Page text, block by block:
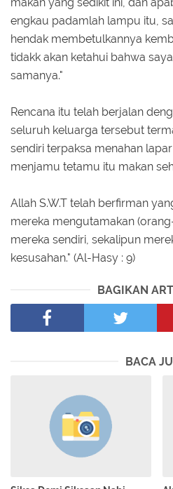
engkau padamlah lampu itu,
hendak membetulkannya
tidakk akan ketahui bahwa
samanya."
Rencana itu telah berjalan
seluruh keluarga tersebut
sendiri terpaksa menahan
menjamu tetamu itu makan
Allah S.W.T telah berfirman
mereka mengutamakan
mereka sendiri, sekalipun
kesusahan." (Al-Hasy : 9)
BAGIKAN
BACA